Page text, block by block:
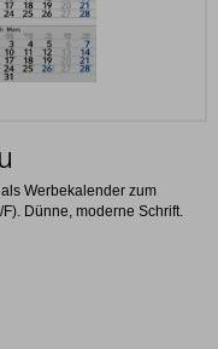
Werbekalender zum
Dünne, moderne Schrift.